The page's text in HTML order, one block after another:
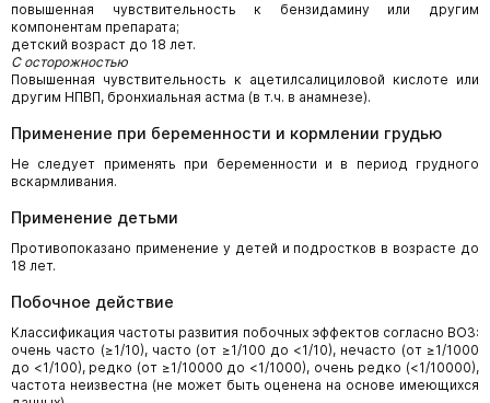
повышенная чувствительность к бензидамину или другим
компонентам препарата;
детский возраст до 18 лет.
С осторожностью
Повышенная чувствительность к ацетилсалициловой кислоте или
другим НПВП, бронхиальная астма (в т.ч. в анамнезе).
Применение при беременности и кормлении грудью
Не следует применять при беременности и в период грудного
вскармливания.
Применение детьми
Противопоказано применение у детей и подростков в возрасте до
18 лет.
Побочное действие
Классификация частоты развития побочных эффектов согласно ВОЗ:
очень часто (≥1/10), часто (от ≥1/100 до <1/10), нечасто (от ≥1/1000
до <1/100), редко (от ≥1/10000 до <1/1000), очень редко (<1/10000),
частота неизвестна (не может быть оценена на основе имеющихся